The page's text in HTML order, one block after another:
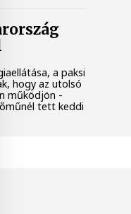
a paksi
hogy az utolsó
működjön -
tett keddi